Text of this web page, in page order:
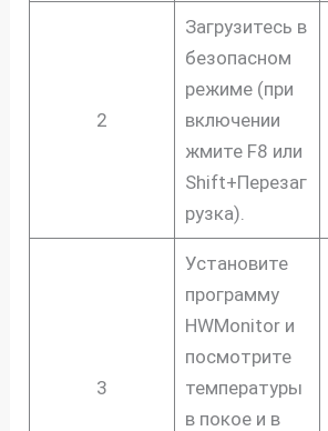
2
Загрузитесь в
безопасном
режиме (при
включении
жмите F8 или
Shift+Перезаг
рузка).
3
Установите
программу
HWMonitor и
посмотрите
температуры
в покое и в